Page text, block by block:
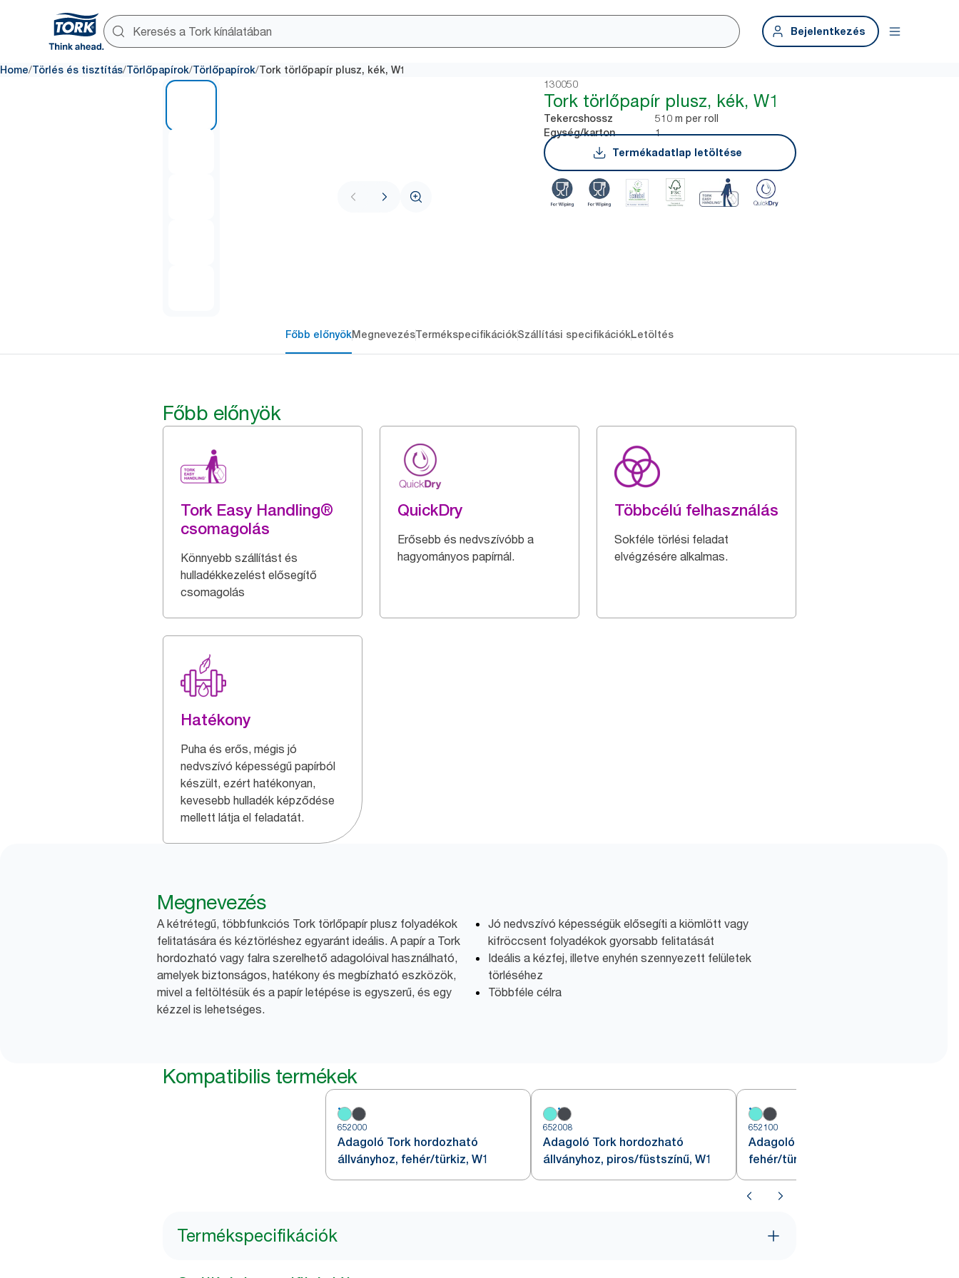
Bejelentkezés
Home/Törlés és tisztítás/Törlőpapírok/Törlőpapírok/Tork törlőpapír plusz, kék, W1
130050
Tork törlőpapír plusz, kék, W1
Tekercshossz 510 m per roll
Egység/karton
1
Termékadatlap letöltése
Főbb előnyökMegnevezésTermékspecifikációkSzállítási specifikációkLetöltés
Főbb előnyök
Tork Easy Handling®
csomagolás
Könnyebb szállítást és
hulladékkezelést elősegítő
csomagolás
QuickDry
Erősebb és nedvszívóbb a
hagyományos papírnál.
Többcélú felhasználás
Sokféle törlési feladat
elvégzésére alkalmas.
Hatékony
Puha és erős, mégis jó
nedvszívó képességű papírból
készült, ezért hatékonyan,
kevesebb hulladék képződése
mellett látja el feladatát.
Megnevezés
A kétrétegű, többfunkciós Tork törlőpapír plusz folyadékok
felitatására és kéztörléshez egyaránt ideális. A papír a Tork
hordozható vagy falra szerelhető adagolóival használható,
amelyek biztonságos, hatékony és megbízható eszközök,
mivel a feltöltésük és a papír letépése is egyszerű, és egy
kézzel is lehetséges.
Jó nedvszívó képességük elősegíti a kiömlött vagy
kifröccsent folyadékok gyorsabb felitatását
Ideális a kézfej, illetve enyhén szennyezett felületek
törléséhez
Többféle célra
Kompatibilis termékek
652000
Adagoló Tork hordozható
állványhoz, fehér/türkiz, W1
652008
Adagoló Tork hordozható
állványhoz, piros/füstszínű, W1
652100
Adagoló Tork fali állványhoz,
fehér/türkiz, W1
Termékspecifikációk